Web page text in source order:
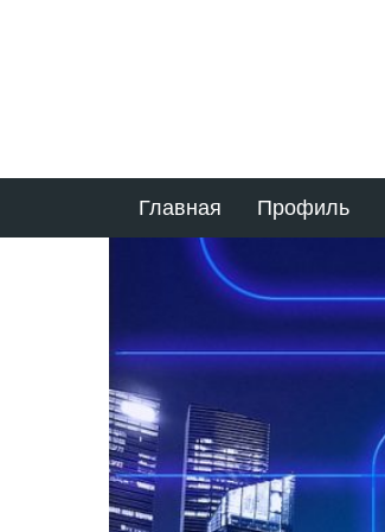
Главная Профиль